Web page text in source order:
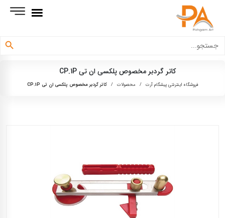
برای:
دکمه جستجو
کاتر گردبر مخصوص پلکسی ان تی CP.1P
فروشگاه اینترنتی پیشگام آرت / محصولات / کاتر گردبر مخصوص پلکسی ان تی CP.1P